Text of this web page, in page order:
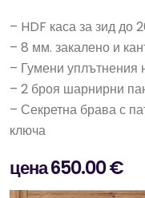
– HDF каса за зид до
– 8 мм. закалено и
– Гумени уплътнения
– 2 броя шарнирни
– Секретна брава с
ключа
цена 650.00 €